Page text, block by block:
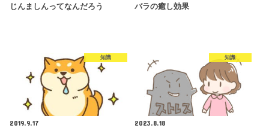
じんましんってなんだろう
バラの癒し効果
知識
2019.9.17
知識
2023.8.18